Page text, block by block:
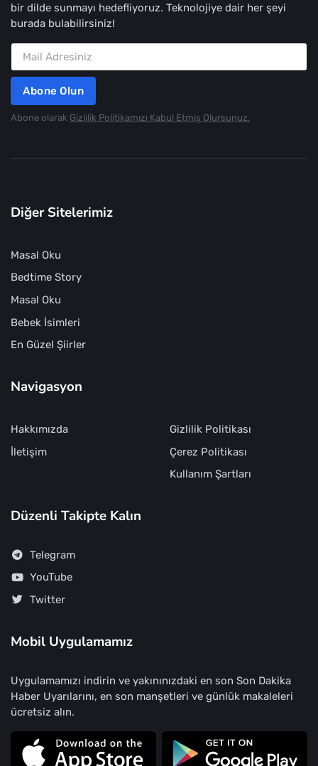
bir dilde sunmayı hedefliyoruz. Teknolojiye dair her şeyi
burada bulabilirsiniz!
Abone Olun
Abone olarak Gizlilik Politikamızı Kabul Etmiş Olursunuz.
Diğer Sitelerimiz
Masal Oku
Bedtime Story
Masal Oku
Bebek İsimleri
En Güzel Şiirler
Navigasyon
Hakkımızda
İletişim
Gizlilik Politikası
Çerez Politikası
Kullanım Şartları
Düzenli Takipte Kalın
Telegram
YouTube
Twitter
Mobil Uygulamamız
Uygulamamızı indirin ve yakınınızdaki en son Son Dakika
Haber Uyarılarını, en son manşetleri ve günlük makaleleri
ücretsiz alın.